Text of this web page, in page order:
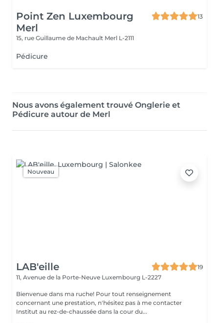
Point Zen Luxembourg
Merl
13
15, rue Guillaume de Machault Merl L-2111
Pédicure
Nous avons également trouvé Onglerie et
Pédicure autour de Merl
Nouveau
LAB'eille
19
11, Avenue de la Porte-Neuve Luxembourg L-2227
Bienvenue dans ma ruche! Pour tout renseignement
concernant une prestation, n'hésitez pas à me contacter
Institut au rez-de-chaussée dans la cour du...